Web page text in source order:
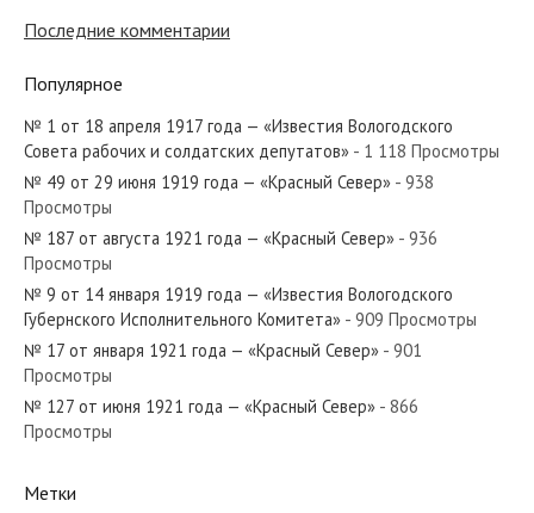
«Красный Север»
№ 55 от марта 1920 года —
№ 91 от 21 августа 1919 года —
«Красный Север»
№ 113 от мая 1960 года — «Красный
Последние комментарии
Популярное
№ 1 от 18 апреля 1917 года — «Известия Вологодского
Совета рабочих и солдатских депутатов» - 1 118 Просмотры
№ 49 от 29 июня 1919 года — «Красный Север» - 938
Просмотры
№ 187 от августа 1921 года — «Красный Север» - 936
Просмотры
№ 9 от 14 января 1919 года — «Известия Вологодского
Губернского Исполнительного Комитета» - 909 Просмотры
№ 17 от января 1921 года — «Красный Север» - 901
Просмотры
№ 127 от июня 1921 года — «Красный Север» - 866
Просмотры
Метки